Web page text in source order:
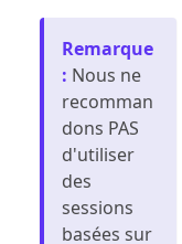
Remarque
: Nous ne
recomman
dons PAS
d'utiliser
des
sessions
basées sur